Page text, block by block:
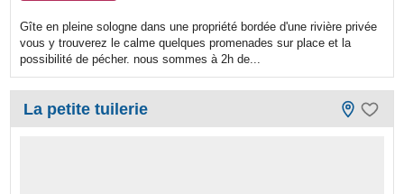
Gîte en pleine sologne dans une propriété bordée d'une rivière privée
vous y trouverez le calme quelques promenades sur place et la
possibilité de pécher. nous sommes à 2h de...
La petite tuilerie